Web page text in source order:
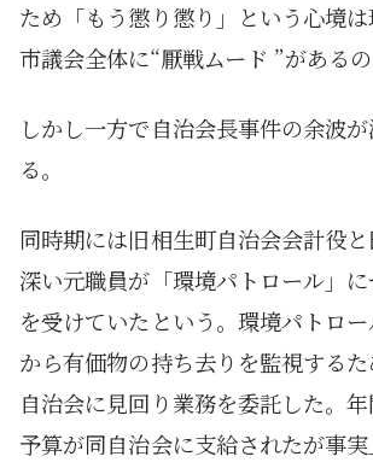
ため「もう懲り懲り」という心境は
市議会全体に“厭戦ムード ”があるの
しかし一方で自治会長事件の余波
る。
同時期には旧相生町自治会会計役
深い元職員が「環境パトロール」
を受けていたという。環境パトロ
から有価物の持ち去りを監視する
自治会に見回り業務を委託した。
予算が同自治会に支給されたが事